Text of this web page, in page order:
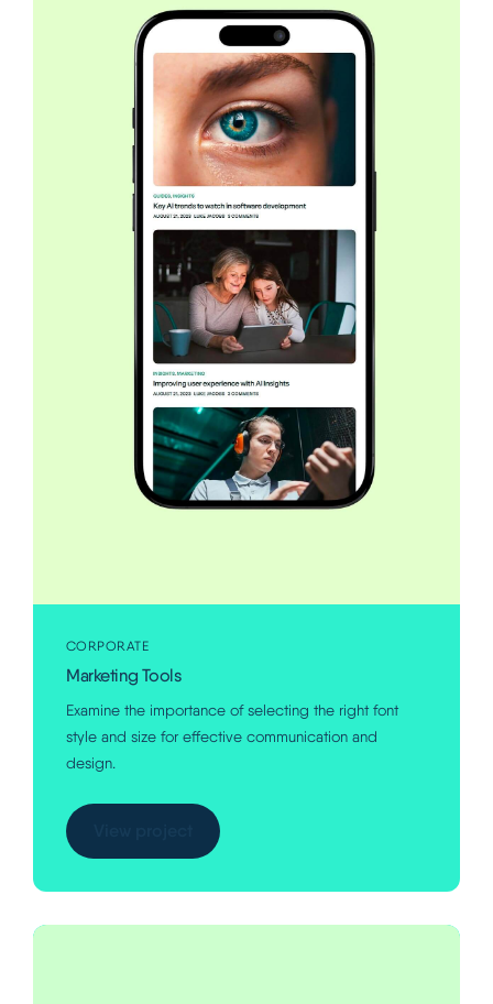
CORPORATE
Marketing Tools
Examine the importance of selecting the right font
style and size for effective communication and
design.